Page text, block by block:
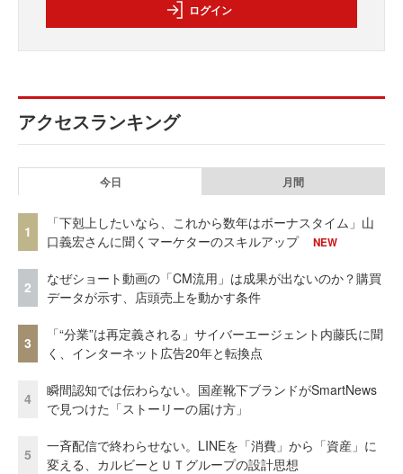
ログイン
アクセスランキング
今日 月間
1
「下剋上したいなら、これから数年はボーナスタイム」山
口義宏さんに聞くマーケターのスキルアップ
NEW
2
なぜショート動画の「CM流用」は成果が出ないのか？購買
データが示す、店頭売上を動かす条件
3
「“分業”は再定義される」サイバーエージェント内藤氏に聞
く、インターネット広告20年と転換点
4
瞬間認知では伝わらない。国産靴下ブランドがSmartNews
で見つけた「ストーリーの届け方」
5
一斉配信で終わらせない。LINEを「消費」から「資産」に
変える、カルビーとＵＴグループの設計思想